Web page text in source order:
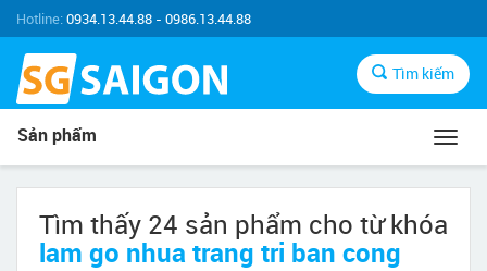
Hotline:0934.13.44.88 - 0986.13.44.88
Tìm kiếm
Sản phẩm
Tìm thấy 24 sản phẩm cho từ khóa
lam go nhua trang tri ban cong